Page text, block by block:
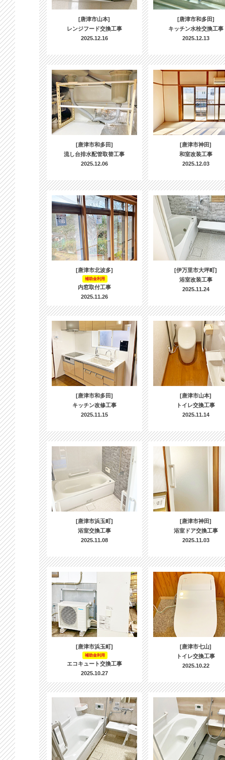
[唐津市山本]
レンジフード交換工事
2025.12.16
[唐津市和多田]
キッチン水栓交換工事
2025.12.13
[唐津市和多田]
流し台排水配管取替工事
2025.12.06
[唐津市神田]
和室改装工事
2025.12.03
[唐津市北波多]
補助金利用
内窓取付工事
2025.11.26
[伊万里市大坪町]
浴室改装工事
2025.11.24
[唐津市和多田]
キッチン改修工事
2025.11.15
[唐津市山本]
トイレ交換工事
2025.11.14
[唐津市浜玉町]
浴室交換工事
2025.11.08
[唐津市神田]
浴室ドア交換工事
2025.11.03
[唐津市浜玉町]
補助金利用
エコキュート交換工事
2025.10.27
[唐津市七山]
トイレ交換工事
2025.10.22